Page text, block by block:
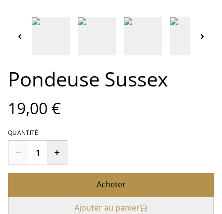
Pondeuse Sussex
19,00 €
QUANTITÉ
Acheter
Ajouter au panier